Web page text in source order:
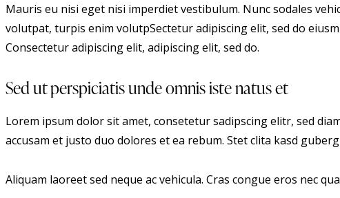
Mauris eu nisi eget nisi imperdiet vestibulum. Nunc sodales
volutpat, turpis enim volutpSectetur adipiscing elit, sed do
Consectetur adipiscing elit, adipiscing elit, sed do.
Sed ut perspiciatis unde omnis iste natus et
Lorem ipsum dolor sit amet, consetetur sadipscing elitr, sed
accusam et justo duo dolores et ea rebum. Stet clita kasd
Aliquam laoreet sed neque ac vehicula. Cras congue eros nec